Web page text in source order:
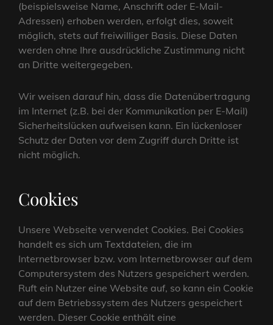
(beispielsweise Name, Anschrift oder E-Mail-
Adressen) erhoben werden, erfolgt dies, soweit
möglich, stets auf freiwilliger Basis. Diese Daten
werden ohne Ihre ausdrückliche Zustimmung nicht
an Dritte weitergegeben.
Wir weisen darauf hin, dass die Datenübertragung
im Internet (z.B. bei der Kommunikation per E-Mail)
Sicherheitslücken aufweisen kann. Ein lückenloser
Schutz der Daten vor dem Zugriff durch Dritte ist
nicht möglich.
Cookies
Unsere Webseite verwendet Cookies. Bei Cookies
handelt es sich um Textdateien, die im
Internetbrowser bzw. vom Internetbrowser auf dem
Computersystem des Nutzers gespeichert werden.
Ruft ein Nutzer eine Website auf, so kann ein Cookie
auf dem Betriebssystem des Nutzers gespeichert
werden. Dieser Cookie enthält eine